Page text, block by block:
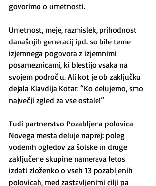
govorimo o umetnosti.
Umetnost, meje, razmislek, prihodnost
današnjih generacij ipd. so bile teme
izjemnega pogovora z izjemnimi
posameznicami, ki blestijo vsaka na
svojem področju. Ali kot je ob zaključku
dejala Klavdija Kotar: “Ko delujemo, smo
največji zgled za vse ostale!”
Tudi partnerstvo Pozabljena polovica
Novega mesta deluje naprej: poleg
vodenih ogledov za šolske in druge
zaključene skupine namerava letos
izdati zloženko o vseh 13 pozabljenih
polovicah, med zastavljenimi cilji pa